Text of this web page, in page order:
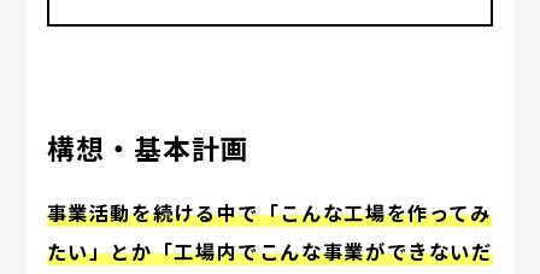
構想・基本計画
事業活動を続ける中で「こんな工場を作ってみ
たい」とか「工場内でこんな事業ができないだ